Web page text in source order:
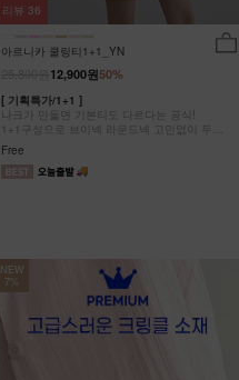
아르니카 쿨링티1+1_YN
50%
12,900원
[ 기획특가/1+1 ]
나크가 만들면 기본티도 다르다는 공식!
1+1구성으로 브이넥 라운드넥 고민없이 두장
다 챙겨가세요
Free
리뷰 36
NEW
7%